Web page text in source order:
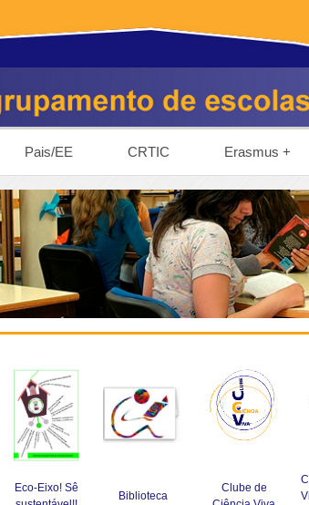
Pais/EE CRTIC Erasmus +
Eco-Eixo! Sê
Biblioteca
Clube de